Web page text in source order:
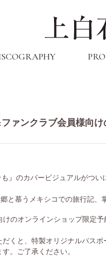
ァンクラブ会員様向
』のカバービジュアルがつい
と慕うメキシコでの旅行記
のオンラインショップ限定予
くと、特製オリジナルパスポ
。ご了承ください。